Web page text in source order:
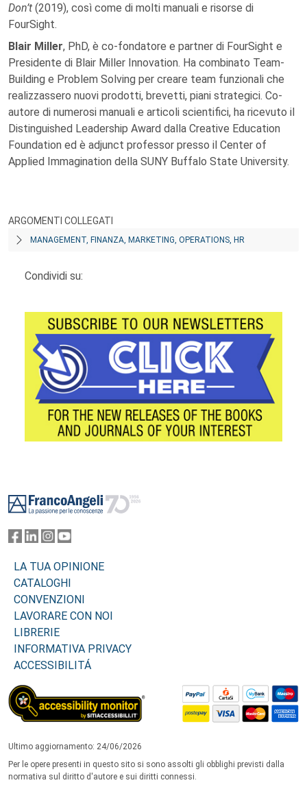
Don’t (2019), così come di molti manuali e risorse di
FourSight.
Blair Miller, PhD, è co-fondatore e partner di FourSight e
Presidente di Blair Miller Innovation. Ha combinato Team-
Building e Problem Solving per creare team funzionali che
realizzassero nuovi prodotti, brevetti, piani strategici. Co-
autore di numerosi manuali e articoli scientifici, ha ricevuto il
Distinguished Leadership Award dalla Creative Education
Foundation ed è adjunct professor presso il Center of
Applied Immagination della SUNY Buffalo State University.
ARGOMENTI COLLEGATI
MANAGEMENT, FINANZA, MARKETING, OPERATIONS, HR
Condividi su:
LA TUA OPINIONE
CATALOGHI
CONVENZIONI
LAVORARE CON NOI
LIBRERIE
INFORMATIVA PRIVACY
ACCESSIBILITÁ
Ultimo aggiornamento: 24/06/2026
Per le opere presenti in questo sito si sono assolti gli obblighi previsti dalla
normativa sul diritto d'autore e sui diritti connessi.